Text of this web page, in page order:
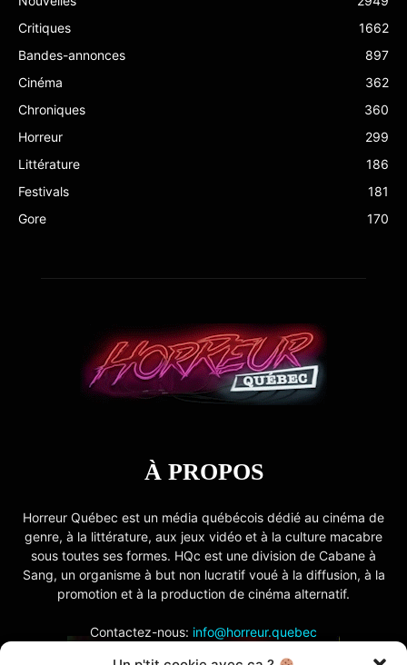
Critiques
1662
Bandes-annonces
897
Cinéma
362
Chroniques
360
Horreur
299
Littérature
186
Festivals
181
Gore
170
À PROPOS
Horreur Québec est un média québécois dédié au cinéma de
genre, à la littérature, aux jeux vidéo et à la culture macabre
sous toutes ses formes. HQc est une division de Cabane à
Sang, un organisme à but non lucratif voué à la diffusion, à la
promotion et à la production de cinéma alternatif.
Contactez-nous: info@horreur.quebec